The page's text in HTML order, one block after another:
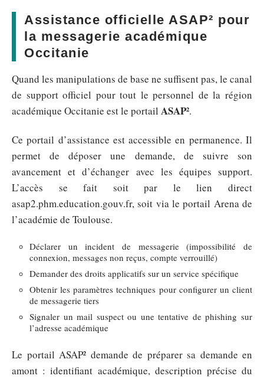
Assistance officielle ASAP² pour
la messagerie académique
Occitanie
Quand les manipulations de base ne suffisent pas, le canal
de support officiel pour tout le personnel de la région
académique Occitanie est le portail ASAP².
Ce portail d’assistance est accessible en permanence. Il
permet de déposer une demande, de suivre son
avancement et d’échanger avec les équipes support.
L’accès se fait soit par le lien direct
asap2.phm.education.gouv.fr, soit via le portail Arena de
l’académie de Toulouse.
Déclarer un incident de messagerie (impossibilité de
connexion, messages non reçus, compte verrouillé)
Demander des droits applicatifs sur un service spécifique
Obtenir les paramètres techniques pour configurer un client
de messagerie tiers
Signaler un mail suspect ou une tentative de phishing sur
l’adresse académique
Le portail ASAP² demande de préparer sa demande en
amont : identifiant académique, description précise du